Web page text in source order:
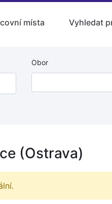
místa Vyhledat
Obor
(Ostrava)